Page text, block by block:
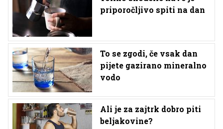
priporočljivo spiti na dan
To se zgodi, če vsak dan
pijete gazirano mineralno
vodo
Ali je za zajtrk dobro piti
beljakovine?